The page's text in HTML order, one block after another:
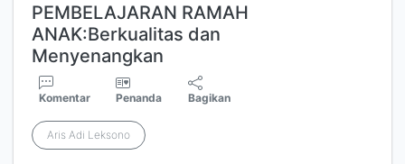
PEMBELAJARAN RAMAH
ANAK:Berkualitas dan
Menyenangkan
Komentar Penanda Bagikan
Aris Adi Leksono